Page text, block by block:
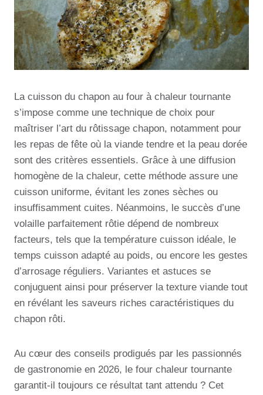
La cuisson du chapon au four à chaleur tournante
s’impose comme une technique de choix pour
maîtriser l’art du rôtissage chapon, notamment pour
les repas de fête où la viande tendre et la peau dorée
sont des critères essentiels. Grâce à une diffusion
homogène de la chaleur, cette méthode assure une
cuisson uniforme, évitant les zones sèches ou
insuffisamment cuites. Néanmoins, le succès d’une
volaille parfaitement rôtie dépend de nombreux
facteurs, tels que la température cuisson idéale, le
temps cuisson adapté au poids, ou encore les gestes
d’arrosage réguliers. Variantes et astuces se
conjuguent ainsi pour préserver la texture viande tout
en révélant les saveurs riches caractéristiques du
chapon rôti.
Au cœur des conseils prodigués par les passionnés
de gastronomie en 2026, le four chaleur tournante
garantit-il toujours ce résultat tant attendu ? Cet